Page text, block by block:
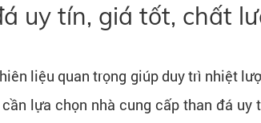
uy tín, giá tốt, chất
liệu quan trọng giúp duy trì nhiệt
lựa chọn nhà cung cấp than đá